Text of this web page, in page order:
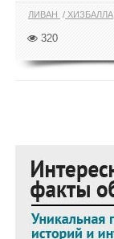
ЛИВАН ХИЗБАЛЛА
320